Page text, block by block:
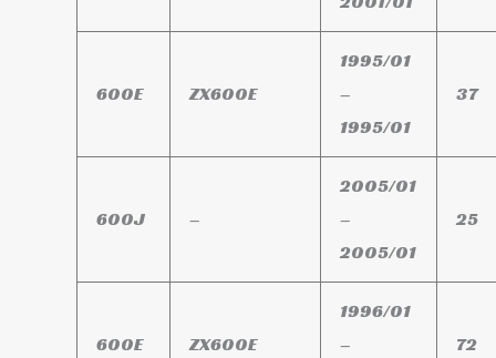
600E ZX600E
1995/01
–
1995/01
37
600J –
2005/01
–
2005/01
25
600E ZX600E
1996/01
–
72